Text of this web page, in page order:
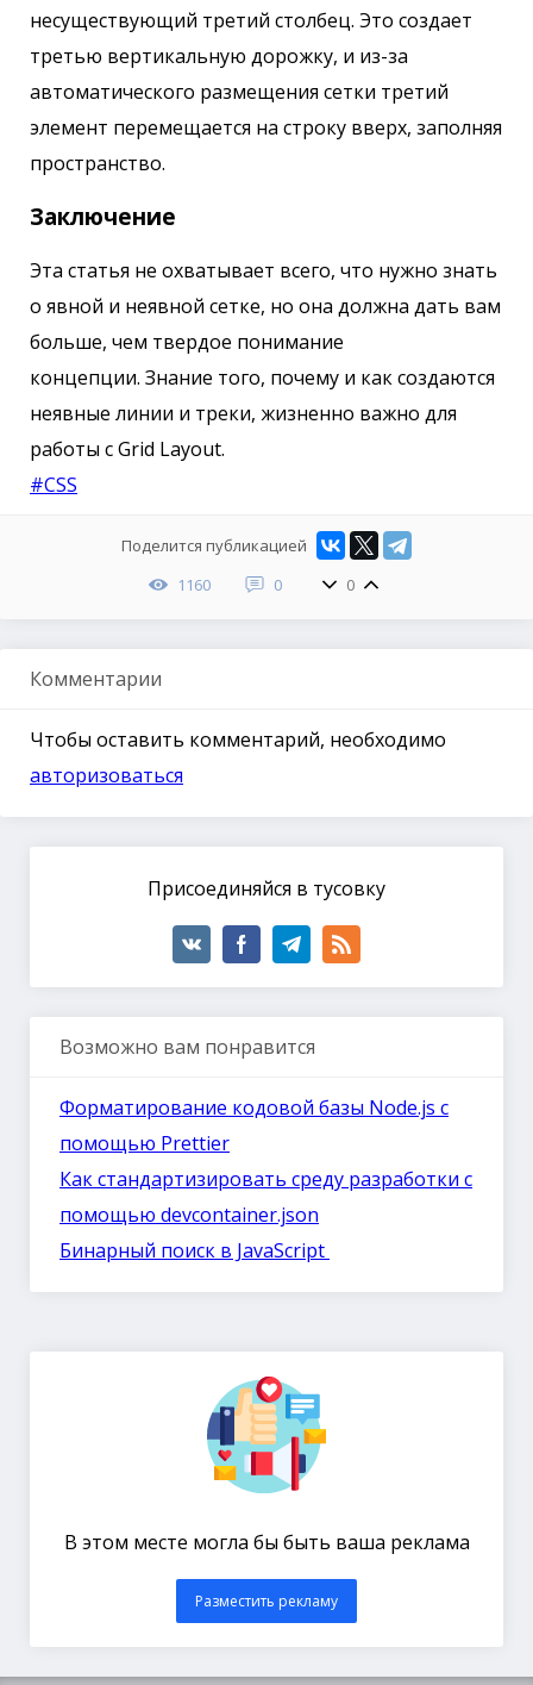
несуществующий третий столбец. Это создает
третью вертикальную дорожку, и из-за
автоматического размещения сетки третий
элемент перемещается на строку вверх, заполняя
пространство.
Заключение
Эта статья не охватывает всего, что нужно знать
о явной и неявной сетке, но она должна дать вам
больше, чем твердое понимание
концепции. Знание того, почему и как создаются
неявные линии и треки, жизненно важно для
работы с Grid Layout.
#CSS
Поделится публикацией
1160
0 0
Комментарии
Чтобы оставить комментарий, необходимо
авторизоваться
Присоединяйся в тусовку
Возможно вам понравится
Форматирование кодовой базы Node.js с
помощью Prettier
Как стандартизировать среду разработки с
помощью devcontainer.json
Бинарный поиск в JavaScript
В этом месте могла бы быть ваша реклама
Разместить рекламу